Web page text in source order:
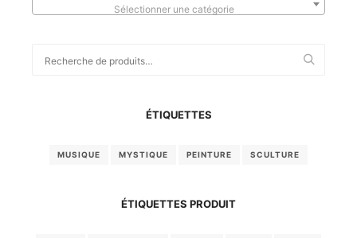
Sélectionner une catégorie
pour :
ÉTIQUETTES
MUSIQUE MYSTIQUE PEINTURE SCULTURE
ÉTIQUETTES PRODUIT